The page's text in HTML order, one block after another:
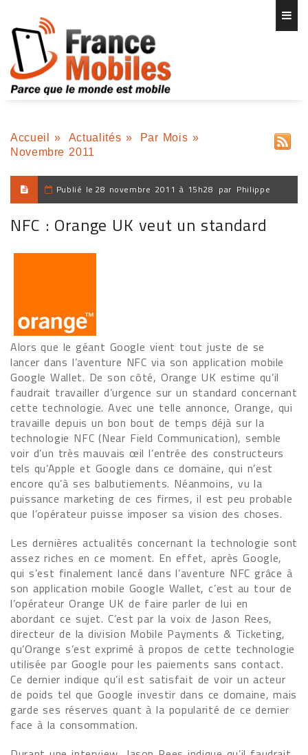
Accueil » Actualités » Par Mois »
Novembre 2011
Publié le 28 novembre 2011 à 15h28 par Philippe
NFC : Orange UK veut un standard
Alors que le géant Google vient tout juste de se
lancer dans l’aventure NFC via son application mobile
Google Wallet. De son côté, Orange UK estime qu’il
faudrait travailler d’urgence sur un standard concernant
cette technologie. Avec une telle annonce, Orange, qui
travaille depuis un bon bout de temps déjà sur la
technologie NFC (Near Field Communication), semble
voir d’un très mauvais œil l’entrée des constructeurs
tels qu’Apple et Google dans ce domaine, qui n’est
encore qu’à ses balbutiements. Néanmoins, vu la
puissance marketing de ces firmes, il est peu probable
que l’opérateur puisse imposer sa vision des choses.
Les dernières actualités concernant la technologie sont
assez riches en ce moment. En effet, après Google,
qui s’est finalement lancé dans l’aventure NFC grâce à
son application mobile Google Wallet, c’est au tour de
l’opérateur Orange UK de faire parler de lui en
abordant ce sujet. C’est par la voix de Jason Rees,
directeur de la division Mobile Payments & Ticketing,
qu’Orange s’est exprimé à propos de cette technologie
utilisée par Google pour les paiements sans contact.
Ce dernier indique qu’il est satisfait de voir un acteur
de poids tel que Google investir dans ce domaine, mais
garde ses réserves quant à la popularité de ce dernier
face à la consommation.